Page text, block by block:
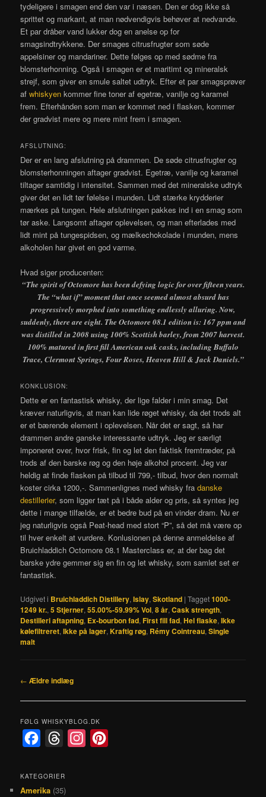
tydeligere i smagen end den var i næsen. Den er dog ikke så
sprittet og markant, at man nødvendigvis behøver at nedvande.
Et par dråber vand lukker dog en anelse op for
smagsindtrykkene. Der smages citrusfrugter som søde
appelsiner og mandariner. Dette følges op med sødme fra
blomsterhonning. Også i smagen er et maritimt og mineralsk
strejf, som giver en smule saltet udtryk. Efter et par smagsprøver
afwhiskyen kommer fine toner af egetræ, vanilje og karamel
frem. Efterhånden som man er kommet ned i flasken, kommer
der gradvist mere og mere mint frem i smagen.
AFSLUTNING:
Der er en lang afslutning på drammen. De søde citrusfrugter og
blomsterhonningen aftager gradvist. Egetræ, vanilje og karamel
tiltager samtidig i intensitet. Sammen med det mineralske udtryk
giver det en lidt tør følelse i munden. Lidt stærke krydderier
mærkes på tungen. Hele afslutningen pakkes ind i en smag som
tør aske. Langsomt aftager oplevelsen, og man efterlades med
lidt mint på tungespidsen, og mælkechokolade i munden, mens
alkoholen har givet en god varme.
Hvad siger producenten:
“The spirit of Octomore has been defying logic for over fifteen years.
The “what if” moment that once seemed almost absurd has
progressively morphed into something endlessly alluring. Now,
suddenly, there are eight. The Octomore 08.1 edition is: 167 ppm and
was distilled in 2008 using 100% Scottish barley, from 2007 harvest.
100% matured in first fill American oak casks, including Buffalo
Trace, Clermont Springs, Four Roses, Heaven Hill & Jack Daniels.”
KONKLUSION:
Dette er en fantastisk whisky, der lige falder i min smag. Det
kræver naturligvis, at man kan lide røget whisky, da det trods alt
er et bærende element i oplevelsen. Når det er sagt, så har
drammen andre ganske interessante udtryk. Jeg er særligt
imponeret over, hvor frisk, fin og let den faktisk fremtræder, på
trods af den barske røg og den høje alkohol procent. Jeg var
heldig at finde flasken på tilbud til 799,- tilbud, hvor den normalt
koster cirka 1200,-. Sammenlignes med whisky fradanske
destillerier, som ligger tæt på i både alder og pris, så syntes jeg
dette i mange tilfælde, er et bedre bud på en vinder dram. Nu er
jeg naturligvis også Peat-head med stort “P”, så det må være op
til hver enkelt at vurdere. Konlusionen på denne anmeldelse af
Bruichladdich Octomore 08.1 Masterclass er, at der bag det
barske ydre gemmer sig en fin og let whisky, som samlet set er
fantastisk.
Udgivet i Bruichladdich Distillery,Islay,Skotland |Tagget1000-
1249 kr.,5 Stjerner,55.00%-59.99% Vol,8 år,Cask strength,
Destilleri aftapning, Ex-bourbon fad,First fill fad,Hel flaske,Ikke
kølefiltreret,Ikke på lager,Kraftig røg, Rémy Cointreau,Single
malt
Indlægsnavigation
← Ældre indlæg
FØLG WHISKYBLOG.DK
c
e
r
e
KATEGORIER
Amerika (35)